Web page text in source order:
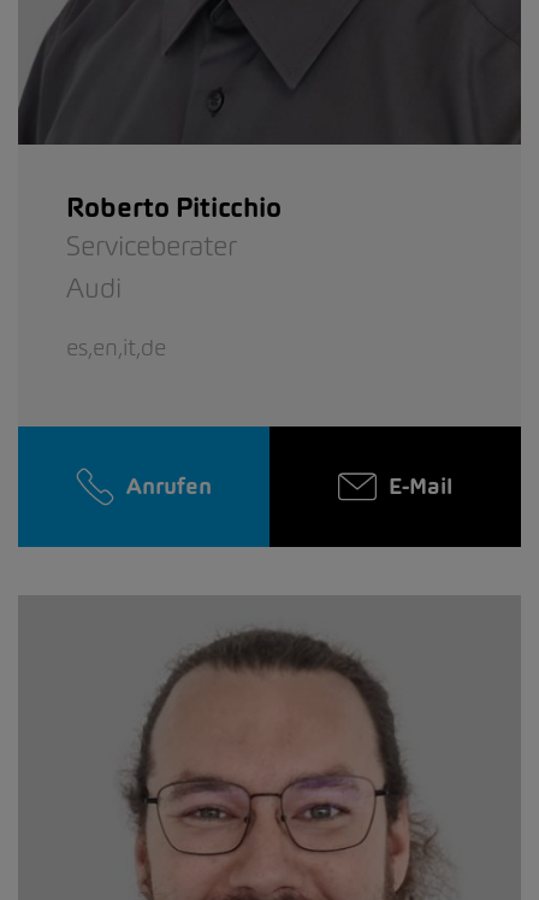
Roberto Piticchio
Serviceberater
Audi
es,en,it,de
Anrufen E-Mail